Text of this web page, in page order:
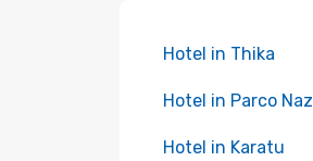
Hotel in Thika
Hotel in Parco
Hotel in Karatu